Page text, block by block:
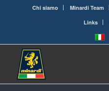
Chi siamo Minardi Team
Links